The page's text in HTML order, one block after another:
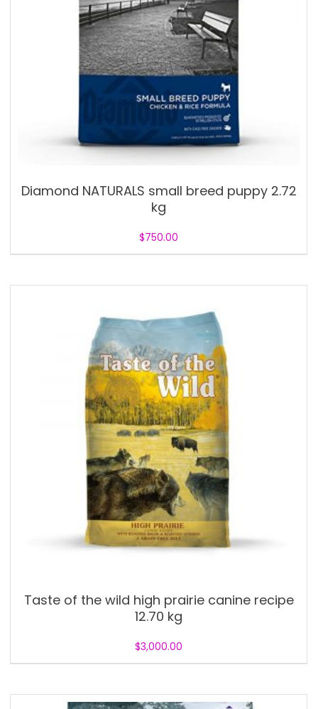
Diamond NATURALS small breed puppy 2.72
kg
$750.00
Taste of the wild high prairie canine recipe
12.70 kg
$3,000.00